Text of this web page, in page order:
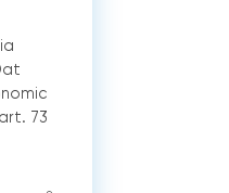
73